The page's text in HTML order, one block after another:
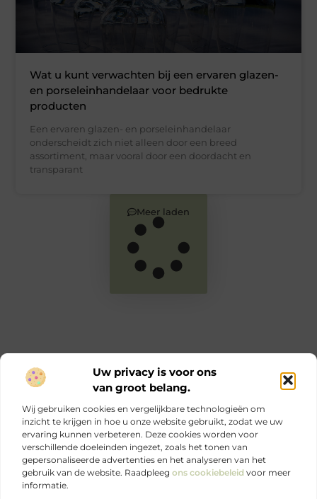
Uw privacy is voor ons
van groot belang.
Wij gebruiken cookies en vergelijkbare technologieën om
inzicht te krijgen in hoe u onze website gebruikt, zodat we uw
ervaring kunnen verbeteren. Deze cookies worden voor
verschillende doeleinden ingezet, zoals het tonen van
gepersonaliseerde advertenties en het analyseren van het
gebruik van de website. Raadpleeg ons cookiebeleid voor meer
informatie.
Wat u kunt verwachten bij een ervaren glazen-
en porseleinhandelaar voor bedrukte
producten
Een ervaren glazen- en porseleinhandelaar
onderscheidt zich niet alleen door een breed
assortiment, maar vooral door een doordacht en
transparant
Meer laden
Main Links
Ontdek elke dag iets nieuws op Je-eigen-marketing.be.
Sterke marketing begint bij jezelf.